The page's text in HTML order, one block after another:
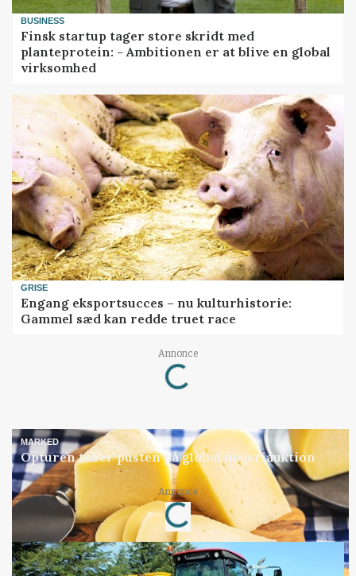
BUSINESS
Finsk startup tager store skridt med
planteprotein: - Ambitionen er at blive en global
virksomhed
GRISE
Engang eksportsucces – nu kulturhistorie:
Gammel sæd kan redde truet race
Annonce
Loading...
MARKED
Opturen taber pusten på global mejeriauktion
Annonce
Loading...